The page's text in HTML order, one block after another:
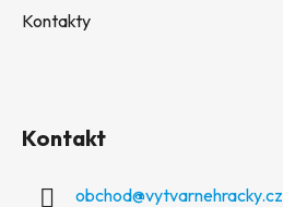
Kontakty
Kontakt
obchod@vytvarnehracky.cz